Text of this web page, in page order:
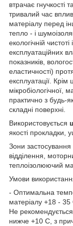
втрачає гнучкості
тривалий час
матеріалу перед
тепло - і
екологічній
експлуатаційних
показників,
еластичності)
експлуатації. Крім
мікробіологічної,
практично з будь-
складні поверхні.
Використовується
якості прокладки,
Зони застосування
відділення,
теплоізолюючий
Умови
- Оптимальна
матеріалу +18 - 35
Не
нижче +10 С, з